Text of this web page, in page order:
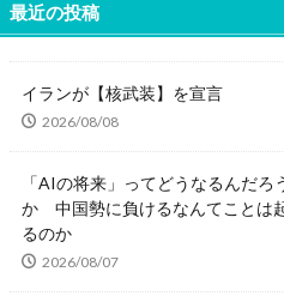
最近の投稿
イランが【核武装】を宣言
2026/08/08
「AIの将来」ってどうなるんだろ
か 中国勢に負けるなんてことは
るのか
2026/08/07